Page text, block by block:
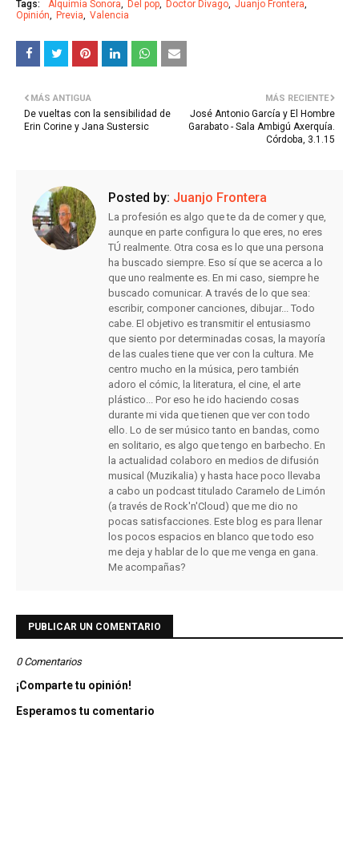
Tags: Alquimia Sonora Del pop Doctor Divago Juanjo Frontera
Opinión
Previa Valencia
MÁS RECIENTE
José Antonio García y El Hombre
Garabato - Sala Ambigú Axerquía.
Córdoba, 3.1.15
MÁS ANTIGUA
De vueltas con la sensibilidad de
Erin Corine y Jana Sustersic
Posted by: Juanjo Frontera
La profesión es algo que te da de comer y que,
aunque en parte configura lo que eres, no eres
TÚ realmente. Otra cosa es lo que una persona
ha buscado siempre. Eso sí que se acerca a lo
que uno realmente es. En mi caso, siempre he
buscado comunicar. A través de lo que sea:
escribir, componer canciones, dibujar... Todo
cabe. El objetivo es transmitir el entusiasmo
que siento por determinadas cosas, la mayoría
de las cuales tiene que ver con la cultura. Me
centro mucho en la música, pero también
adoro el cómic, la literatura, el cine, el arte
plástico... Por eso he ido haciendo cosas
durante mi vida que tienen que ver con todo
ello. Lo de ser músico tanto en bandas, como
en solitario, es algo que tengo en barbecho. En
la actualidad colaboro en medios de difusión
musical (Muzikalia) y hasta hace poco llevaba
a cabo un podcast titulado Caramelo de Limón
(a través de Rock'n'Cloud) que me dio no
pocas satisfacciones. Este blog es para llenar
los pocos espacios en blanco que todo eso
me deja y hablar de lo que me venga en gana.
Me acompañas?
PUBLICAR UN COMENTARIO
0 Comentarios
¡Comparte tu opinión!
Esperamos tu comentario